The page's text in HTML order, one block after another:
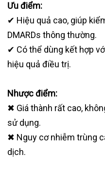
Ưu điểm:
✔ Hiệu quả cao, giúp
DMARDs thông thường.
✔ Có thể dùng kết hợp
hiệu quả điều trị.
Nhược điểm:
✖ Giá thành rất cao,
sử dụng.
✖ Nguy cơ nhiễm trùng
dịch.